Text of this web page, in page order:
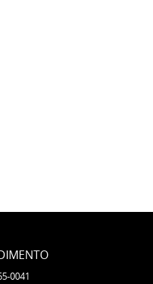
0041